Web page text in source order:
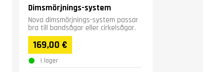
Dimsmörjnings-system
Nova dimsmörjnings-system passar
bra till bandsågar eller cirkelsågar.
169,00 €
I lager